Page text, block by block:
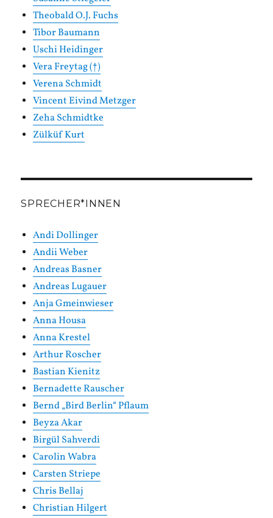
Theobald O.J. Fuchs
Tibor Baumann
Uschi Heidinger
Vera Freytag (†)
Verena Schmidt
Vincent Eivind Metzger
Zeha Schmidtke
Zülküf Kurt
SPRECHER*INNEN
Andi Dollinger
Andii Weber
Andreas Basner
Andreas Lugauer
Anja Gmeinwieser
Anna Housa
Anna Krestel
Arthur Roscher
Bastian Kienitz
Bernadette Rauscher
Bernd „Bird Berlin“ Pflaum
Beyza Akar
Birgül Sahverdi
Carolin Wabra
Carsten Striepe
Chris Bellaj
Christian Hilgert